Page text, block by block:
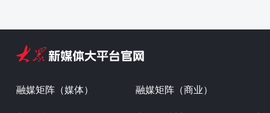
融媒矩阵（媒体） 融媒矩阵（商业）